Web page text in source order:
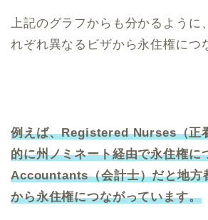
上記のグラフからも分かるように
れぞれ異なるビザから永住権につ
例えば、Registered Nurses（正
的に州ノミネート経由で永住権に
Accountants（会計士）だと地方
から永住権につながっています。